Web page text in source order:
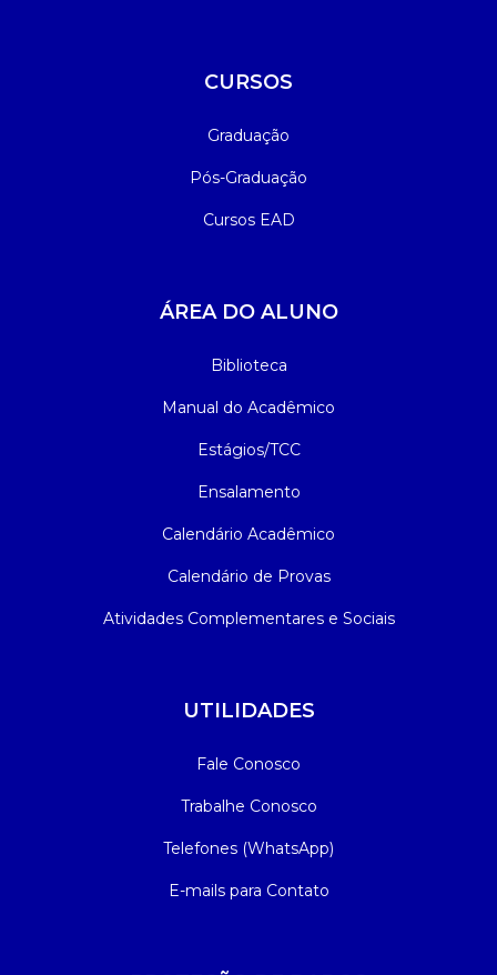
CURSOS
Graduação
Pós-Graduação
Cursos EAD
ÁREA DO ALUNO
Biblioteca
Manual do Acadêmico
Estágios/TCC
Ensalamento
Calendário Acadêmico
Calendário de Provas
Atividades Complementares e Sociais
UTILIDADES
Fale Conosco
Trabalhe Conosco
Telefones (WhatsApp)
E-mails para Contato